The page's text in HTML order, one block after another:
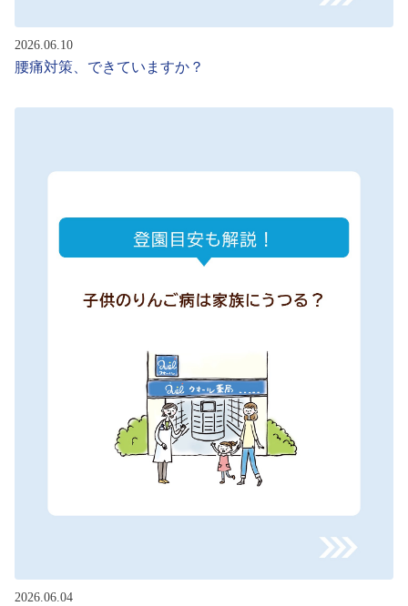
2026.06.10
腰痛対策、できていますか？
2026.06.04